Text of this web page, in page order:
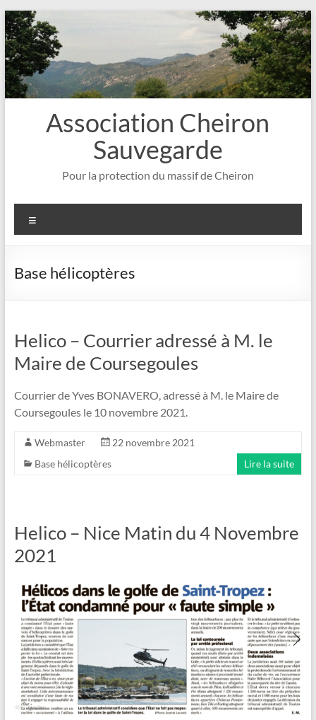
Aller
au
contenu
Association Cheiron
Sauvegarde
Pour la protection du massif de Cheiron
Base hélicoptères
Helico – Courrier adressé à M. le
Maire de Coursegoules
Courrier de Yves BONAVERO, adressé à M. le Maire de
Coursegoules le 10 novembre 2021.
Webmaster
22 novembre 2021
Base hélicoptères
Lire la suite
Helico – Nice Matin du 4 Novembre
2021